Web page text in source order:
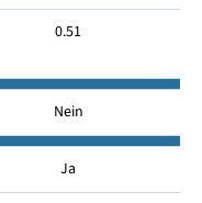
0.51
Nein
Ja